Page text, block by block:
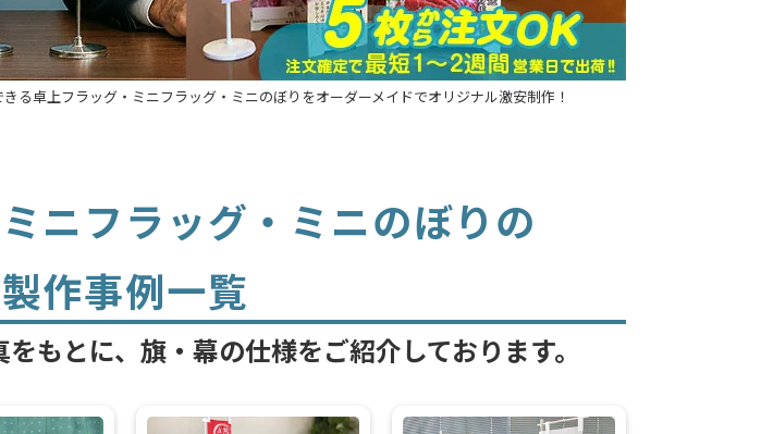
る卓上フラッグ・ミニフラッグ・ミニのぼりをオーダーメイドでオリジナル激安制作！
ニフラッグ・ミニのぼりの
製作事例一覧
もとに、旗・幕の仕様をご紹介しております。